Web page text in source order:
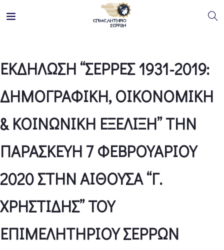
ΕΚΔΗΛΩΣΗ “ΣΕΡΡΕΣ 1931-2019:
ΔΗΜΟΓΡΑΦΙΚΗ, ΟΙΚΟΝΟΜΙΚΗ
& ΚΟΙΝΩΝΙΚΗ ΕΞΕΛΙΞΗ” ΤΗΝ
ΠΑΡΑΣΚΕΥΗ 7 ΦΕΒΡΟΥΑΡΙΟΥ
2020 ΣΤΗΝ ΑΙΘΟΥΣΑ “Γ.
ΧΡΗΣΤΙΔΗΣ” ΤΟΥ
ΕΠΙΜΕΛΗΤΗΡΙΟΥ ΣΕΡΡΩΝ